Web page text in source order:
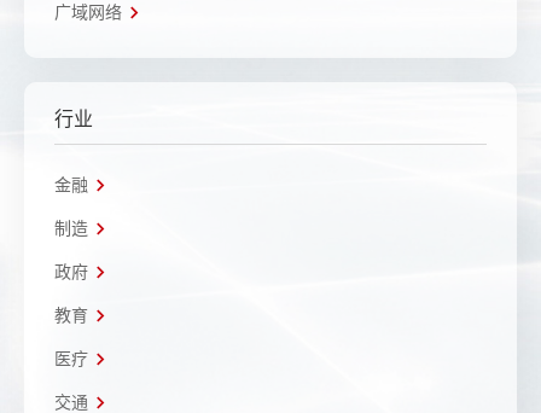
广域网络
行业
金融
制造
政府
教育
医疗
交通